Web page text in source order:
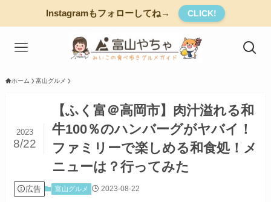
Instagramもフォローしてね→ CLICK!
ホーム 富山グルメ
【ふく富＠高岡市】肉汁溢れる和
牛100％のハンバーグがヤバイ！
ファミリーで楽しめる和食処！メ
ニューは？行ってみた
2023
8/22
広告 富山グルメ 2023-08-22